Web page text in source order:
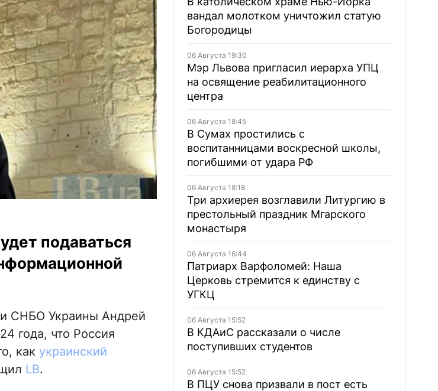
подаваться
СНБО Украины Андрей
года, что Россия
как украинский
LB.
вандал молотком уничтожил статую
Богородицы
06 Августа 19:30
Мэр Львова пригласил иерарха УПЦ
на освящение реабилитационного
центра
06 Августа 18:45
В Сумах простились с
воспитанницами воскресной школы,
погибшими от удара РФ
06 Августа 18:18
Три архиерея возглавили Литургию в
престольный праздник Мгарского
монастыря
06 Августа 16:44
Патриарх Варфоломей: Наша
Церковь стремится к единству с
УГКЦ
06 Августа 15:52
В КДАиС рассказали о числе
поступивших студентов
06 Августа 15:52
В ПЦУ снова призвали в пост есть